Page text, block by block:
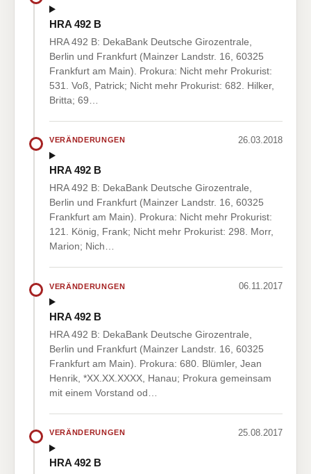
HRA 492 B
HRA 492 B: DekaBank Deutsche Girozentrale,
Berlin und Frankfurt (Mainzer Landstr. 16, 60325
Frankfurt am Main). Prokura: Nicht mehr Prokurist:
531. Voß, Patrick; Nicht mehr Prokurist: 682. Hilker,
Britta; 69…
VERÄNDERUNGEN 26.03.2018
HRA 492 B
HRA 492 B: DekaBank Deutsche Girozentrale,
Berlin und Frankfurt (Mainzer Landstr. 16, 60325
Frankfurt am Main). Prokura: Nicht mehr Prokurist:
121. König, Frank; Nicht mehr Prokurist: 298. Morr,
Marion; Nich…
VERÄNDERUNGEN 06.11.2017
HRA 492 B
HRA 492 B: DekaBank Deutsche Girozentrale,
Berlin und Frankfurt (Mainzer Landstr. 16, 60325
Frankfurt am Main). Prokura: 680. Blümler, Jean
Henrik, *XX.XX.XXXX, Hanau; Prokura gemeinsam
mit einem Vorstand od…
VERÄNDERUNGEN 25.08.2017
HRA 492 B